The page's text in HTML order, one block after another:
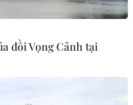
khiến Mỹ và
số?
đồi Vọng Cảnh tại